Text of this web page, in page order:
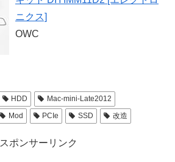
ニクス]
OWC
HDD
Mac-mini-Late2012
Mod PCIe SSD 改造
スポンサーリンク